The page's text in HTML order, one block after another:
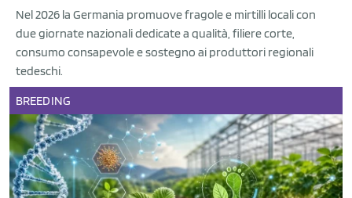
Nel 2026 la Germania promuove fragole e mirtilli locali con
due giornate nazionali dedicate a qualità, filiere corte,
consumo consapevole e sostegno ai produttori regionali
tedeschi.
BREEDING